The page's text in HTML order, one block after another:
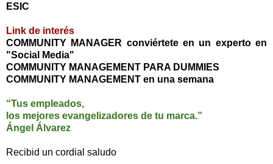
ESIC
Link de interés
COMMUNITY MANAGER conviértete en un experto en
"Social Media"
COMMUNITY MANAGEMENT PARA DUMMIES
COMMUNITY MANAGEMENT en una semana
“Tus empleados,
los mejores evangelizadores de tu marca.”
Ángel Álvarez
Recibid un cordial saludo